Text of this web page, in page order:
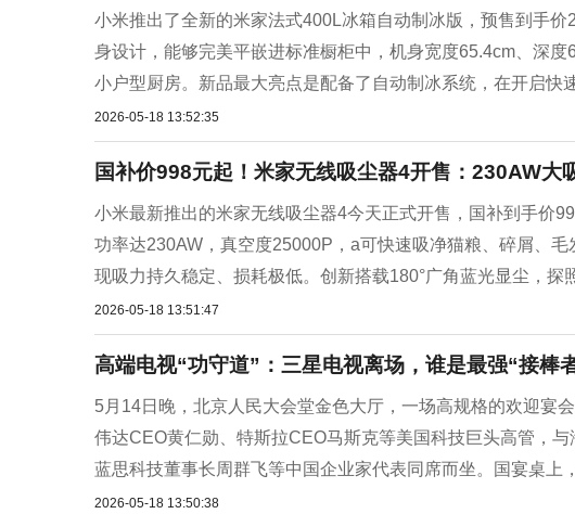
小米推出了全新的米家法式400L冰箱自动制冰版，预售到手
身设计，能够完美平嵌进标准橱柜中，机身宽度65.4cm、深
小户型厨房。新品最大亮点是配备了自动制冰系统，在开启快
2026-05-18 13:52:35
国补价998元起！米家无线吸尘器4开售：230AW大
小米最新推出的米家无线吸尘器4今天正式开售，国补到手价
功率达230AW，真空度25000P，a可快速吸净猫粮、碎屑、
现吸力持久稳定、损耗极低。创新搭载180°广角蓝光显尘，探
2026-05-18 13:51:47
高端电视“功守道”：三星电视离场，谁是最强“接棒
5月14日晚，北京人民大会堂金色大厅，一场高规格的欢迎宴
伟达CEO黄仁勋、特斯拉CEO马斯克等美国科技巨头高管，
蓝思科技董事长周群飞等中国企业家代表同席而坐。国宴桌上
2026-05-18 13:50:38